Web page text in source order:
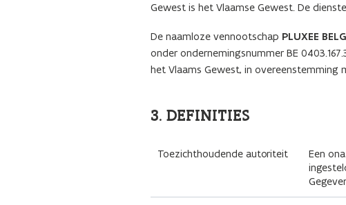
Gewest is het Vlaamse Gewest. De
De naamloze vennootschap PLUXEE
onder ondernemingsnummer BE
het Vlaams Gewest, in overeenstemming
3. DEFINITIES
Toezichthoudende autoriteit
Een